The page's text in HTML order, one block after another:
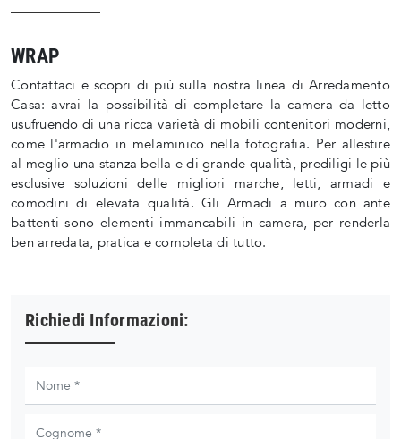
WRAP
Contattaci e scopri di più sulla nostra linea di Arredamento
Casa: avrai la possibilità di completare la camera da letto
usufruendo di una ricca varietà di mobili contenitori moderni,
come l'armadio in melaminico nella fotografia. Per allestire
al meglio una stanza bella e di grande qualità, prediligi le più
esclusive soluzioni delle migliori marche, letti, armadi e
comodini di elevata qualità. Gli Armadi a muro con ante
battenti sono elementi immancabili in camera, per renderla
ben arredata, pratica e completa di tutto.
Richiedi Informazioni: